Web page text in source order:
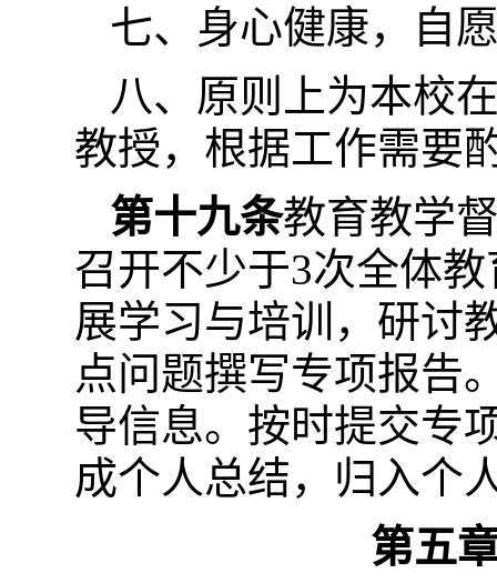
七、身心健康，自
八、原则上为本校
教授，根据工作需要
第十九条教育教学
召开不少于3次全体
展学习与培训，研讨
点问题撰写专项报告
导信息。按时提交专
成个人总结，归入个
第五